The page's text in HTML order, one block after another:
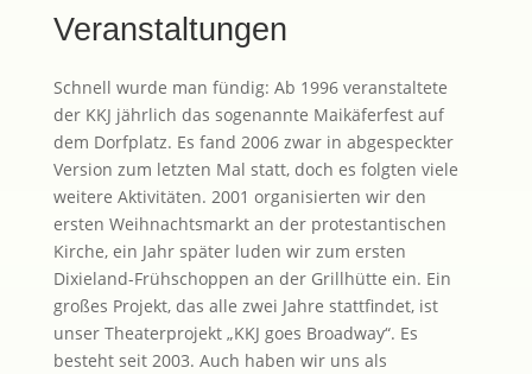
Veranstaltungen
Schnell wurde man fündig: Ab 1996 veranstaltete
der KKJ jährlich das sogenannte Maikäferfest auf
dem Dorfplatz. Es fand 2006 zwar in abgespeckter
Version zum letzten Mal statt, doch es folgten viele
weitere Aktivitäten. 2001 organisierten wir den
ersten Weihnachtsmarkt an der protestantischen
Kirche, ein Jahr später luden wir zum ersten
Dixieland-Frühschoppen an der Grillhütte ein. Ein
großes Projekt, das alle zwei Jahre stattfindet, ist
unser Theaterprojekt „KKJ goes Broadway“. Es
besteht seit 2003. Auch haben wir uns als